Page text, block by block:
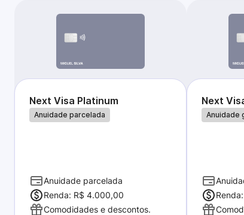
Next Visa Platinum
Anuidade parcelada
Anuidade parcelada
Renda: R$ 4.000,00
Comodidades e descontos.
Next
Anuidade